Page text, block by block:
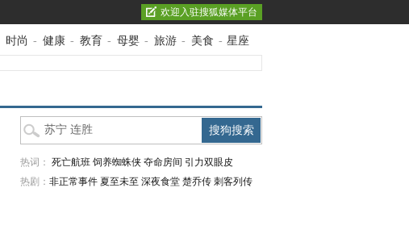
欢迎入驻搜狐媒体平台
时尚 - 健康 - 教育 - 母婴 - 旅游 - 美食 - 星座
热词： 死亡航班 饲养蜘蛛侠 夺命房间 引力双眼皮
热剧： 非正常事件 夏至未至 深夜食堂 楚乔传 刺客列传